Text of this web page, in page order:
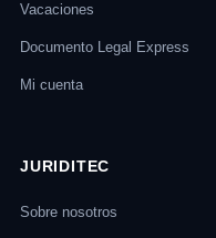
Vacaciones
Documento Legal Express
Mi cuenta
JURIDITEC
Sobre nosotros